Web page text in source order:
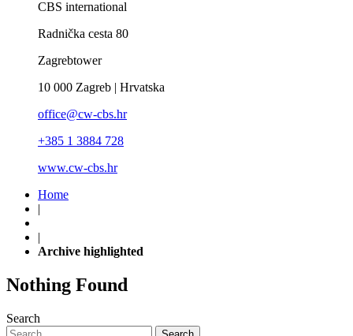
CBS international
Radnička cesta 80
Zagrebtower
10 000 Zagreb | Hrvatska
office@cw-cbs.hr
+385 1 3884 728
www.cw-cbs.hr
Home
|
|
Archive highlighted
Nothing Found
Search